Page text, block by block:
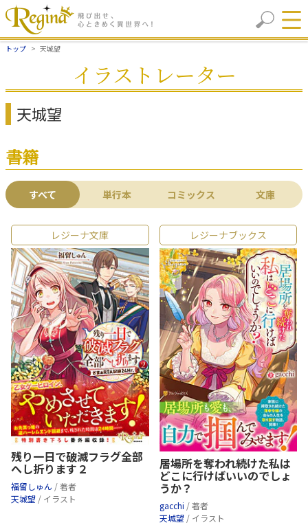
トップ 天城望
イラストレーター
天城望
書籍
すべて 単行本 コミックス 文庫
レジーナ文庫
残り一日で破滅フラグ全部
へし折ります２
福留しゅん / 著者
天城望 / イラスト
レジーナブックス
居場所を奪われ続けた私は
どこに行けばいいのでしょ
うか？
gacchi / 著者
天城望 / イラスト